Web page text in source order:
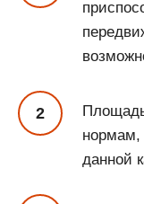
нормам,
данной